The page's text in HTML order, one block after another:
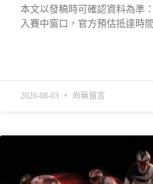
本文以發稿時可確認資料為準
入賽中窗口，官方預估抵達時
2026-08-03 尚無留言